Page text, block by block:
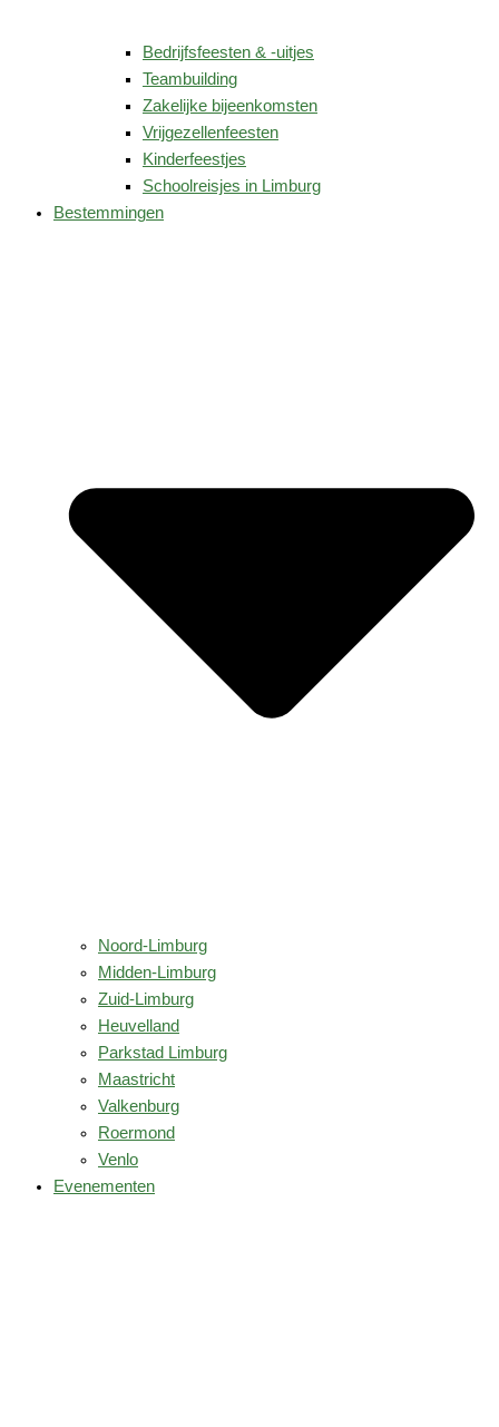
Bedrijfsfeesten & -uitjes
Teambuilding
Zakelijke bijeenkomsten
Vrijgezellenfeesten
Kinderfeestjes
Schoolreisjes in Limburg
Bestemmingen
Noord-Limburg
Midden-Limburg
Zuid-Limburg
Heuvelland
Parkstad Limburg
Maastricht
Valkenburg
Roermond
Venlo
Evenementen